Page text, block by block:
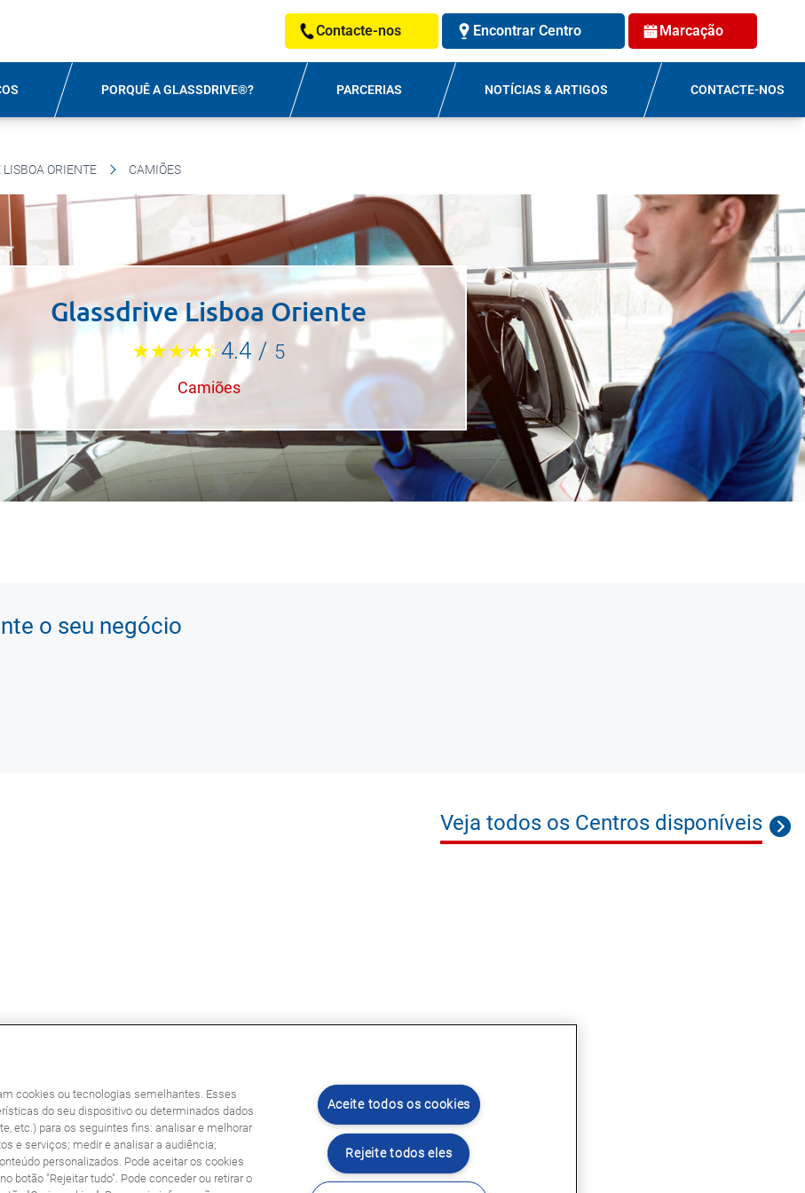
Contacte-nos Encontrar Centro Marcação
PORQUÊ A GLASSDRIVE®? PARCERIAS NOTÍCIAS & ARTIGOS CONTACTE-NOS
LISBOA ORIENTE CAMIÕES
Glassdrive Lisboa Oriente
4.4 / 5
Camiões
o seu negócio
Veja todos os Centros disponíveis
cookies ou tecnologias semelhantes. Esses
do seu dispositivo ou determinados dados
etc.) para os seguintes fins: analisar e melhorar
e serviços; medir e analisar a audiência;
personalizados. Pode aceitar os cookies
botão "Rejeitar tudo". Pode conceder ou retirar o
Aceite todos os cookies
Rejeite todos eles